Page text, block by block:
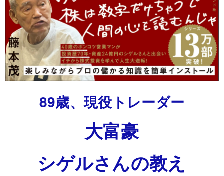
89歳、現役トレーダー
大富豪
シゲルさんの教え